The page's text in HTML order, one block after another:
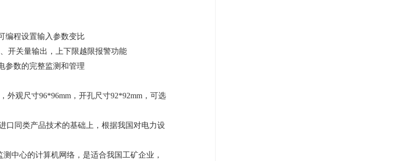
可编程设置输入参数变比
开关量输出，上下限越限报警功能
参数的完整监测和管理
外观尺寸96*96mm，开孔尺寸92*92mm，可选
口同类产品技术的基础上，根据我国对电力设
中心的计算机网络，是适合我国工矿企业，